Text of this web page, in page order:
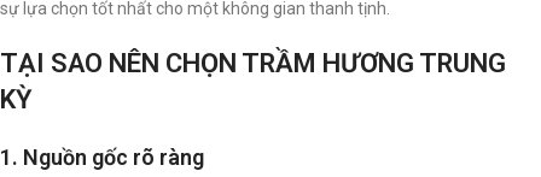
sự lựa chọn tốt nhất cho một không gian thanh tịnh.
TẠI SAO NÊN CHỌN TRẦM HƯƠNG TRUNG
KỲ
1. Nguồn gốc rõ ràng